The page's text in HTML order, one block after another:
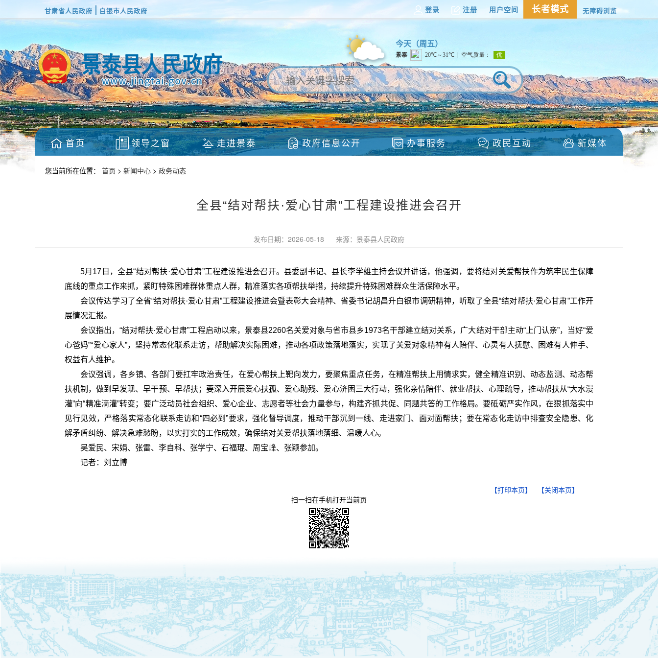
甘肃省人民政府 白银市人民政府 无障碍浏览
长者模式
登录 注册 用户空间
今天（周五）
首页 领导之窗 走进景泰 政府信息公开 办事服务 政民互动 新媒体
您当前所在位置： 首页 > 新闻中心 > 政务动态
全县“结对帮扶·爱心甘肃”工程建设推进会召开
发布日期：2026-05-18 来源：景泰县人民政府
5月17日，全县“结对帮扶·爱心甘肃”工程建设推进会召开。县委副书记、县长李学雄主持会议并讲话，他强调，要将结对关爱帮扶作为筑牢民生保障
底线的重点工作来抓，紧盯特殊困难群体重点人群，精准落实各项帮扶举措，持续提升特殊困难群众生活保障水平。
会议传达学习了全省“结对帮扶·爱心甘肃”工程建设推进会暨表彰大会精神、省委书记胡昌升白银市调研精神，听取了全县“结对帮扶·爱心甘肃”工作开
展情况汇报。
会议指出，“结对帮扶·爱心甘肃”工程启动以来，景泰县2260名关爱对象与省市县乡1973名干部建立结对关系，广大结对干部主动“上门认亲”，当好“爱
心爸妈”“爱心家人”，坚持常态化联系走访，帮助解决实际困难，推动各项政策落地落实，实现了关爱对象精神有人陪伴、心灵有人抚慰、困难有人伸手、
权益有人维护。
会议强调，各乡镇、各部门要扛牢政治责任，在爱心帮扶上靶向发力，要聚焦重点任务，在精准帮扶上用情求实，健全精准识别、动态监测、动态帮
扶机制，做到早发现、早干预、早帮扶；要深入开展爱心扶孤、爱心助残、爱心济困三大行动，强化亲情陪伴、就业帮扶、心理疏导，推动帮扶从“大水漫
灌”向“精准滴灌”转变；要广泛动员社会组织、爱心企业、志愿者等社会力量参与，构建齐抓共促、同题共答的工作格局。要砥砺严实作风，在狠抓落实中
见行见效，严格落实常态化联系走访和“四必到”要求，强化督导调度，推动干部沉到一线、走进家门、面对面帮扶；要在常态化走访中排查安全隐患、化
解矛盾纠纷、解决急难愁盼，以实打实的工作成效，确保结对关爱帮扶落地落细、温暖人心。
吴爱民、宋娟、张雷、李自科、张学宁、石福琨、周宝峰、张颖参加。
记者：刘立博
【打印本页】
【关闭本页】
扫一扫在手机打开当前页